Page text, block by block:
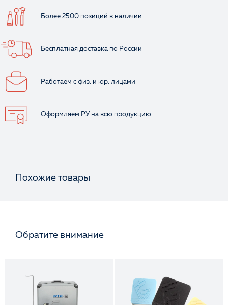
Более 2500 позиций в наличии
Бесплатная доставка по России
Работаем с физ. и юр. лицами
Оформляем РУ на всю продукцию
Похожие товары
Обратите внимание